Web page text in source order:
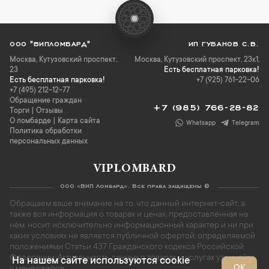
ООО "ВИПЛОМБАРД"
Москва, Кутузовский проспект,
23
Есть бесплатная парковка!
+7 (495) 212-12-77
Обращение граждан
Торги
Отзывы
О ломбарде
Карта сайта
Политика обработки
персональных данных
ИП ГУБАНОВ С.В.
Москва, Кутузовский проспект, 23к1,
Есть бесплатная парковка!
+7 (925) 761-22-06
+7 (985) 766-28-82
Whatsapp Telegram
VIPLOMBARD
ООО «ВИП Ломбард». Все права защищены ©
Обращаем ваше внимание на то, что данный интернет-сайт, а
также вся информация о товарах и ценах, предоставленная на
нём, носит исключительно информационный характер и ни при
каких условиях не является публичной офертой, определяемой
положениями Статьи 437 Гражданского кодекса Российской
Федерации. Актуальность данных о товарах и услугах уточняйте
На нашем сайте используются cookie